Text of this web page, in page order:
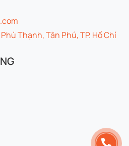
Thạnh, Tân Phú, TP. Hồ Chí